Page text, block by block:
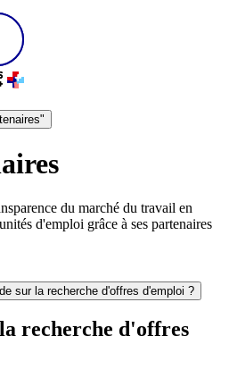
du marché du travail en
d'emploi grâce à ses partenaires
sur la recherche d'offres d'emploi ?
recherche d'offres